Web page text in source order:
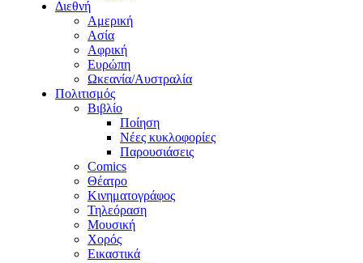
Διεθνή
Αμερική
Ασία
Αφρική
Ευρώπη
Ωκεανία/Αυστραλία
Πολιτισμός
Βιβλίο
Ποίηση
Νέες κυκλοφορίες
Παρουσιάσεις
Comics
Θέατρο
Κινηματογράφος
Τηλεόραση
Μουσική
Χορός
Εικαστικά